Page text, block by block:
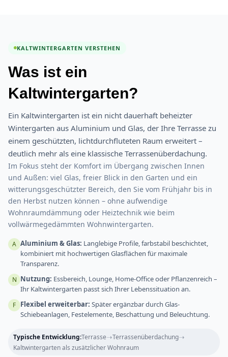
KALTWINTERGARTEN VERSTEHEN
Was ist ein
Kaltwintergarten?
Ein Kaltwintergarten ist ein nicht dauerhaft beheizter
Wintergarten aus Aluminium und Glas, der Ihre Terrasse zu
einem geschützten, lichtdurchfluteten Raum erweitert –
deutlich mehr als eine klassische Terrassenüberdachung.
Im Fokus steht der Komfort im Übergang zwischen Innen
und Außen: viel Glas, freier Blick in den Garten und ein
witterungsgeschützter Bereich, den Sie vom Frühjahr bis in
den Herbst nutzen können – ohne aufwendige
Wohnraumdämmung oder Heiztechnik wie beim
vollwärmegedämmten Wohnwintergarten.
A Aluminium & Glas: Langlebige Profile, farbstabil beschichtet,
kombiniert mit hochwertigen Glasflächen für maximale
Transparenz.
N Nutzung: Essbereich, Lounge, Home-Office oder Pflanzenreich –
Ihr Kaltwintergarten passt sich Ihrer Lebenssituation an.
F Flexibel erweiterbar: Später ergänzbar durch Glas-
Schiebeanlagen, Festelemente, Beschattung und Beleuchtung.
Typische Entwicklung:Terrasse➝Terrassenüberdachung➝
Kaltwintergarten als zusätzlicher Wohnraum